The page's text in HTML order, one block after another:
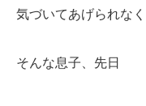
気づいてあげられな
そんな息子、先日